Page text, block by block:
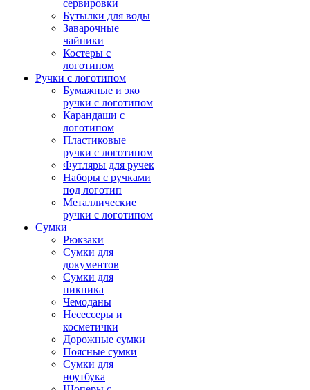
сервировки
Бутылки для воды
Заварочные
чайники
Костеры с
логотипом
Ручки с логотипом
Бумажные и эко
ручки с логотипом
Карандаши с
логотипом
Пластиковые
ручки с логотипом
Футляры для ручек
Наборы с ручками
под логотип
Металлические
ручки с логотипом
Сумки
Рюкзаки
Сумки для
документов
Сумки для
пикника
Чемоданы
Несессеры и
косметички
Дорожные сумки
Поясные сумки
Сумки для
ноутбука